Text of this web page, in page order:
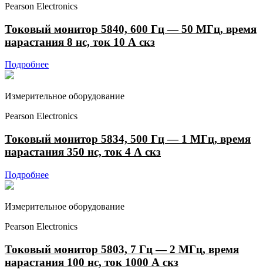
Pearson Electronics
Токовый монитор 5840, 600 Гц — 50 МГц, время
нарастания 8 нс, ток 10 А скз
Подробнее
Измерительное оборудование
Pearson Electronics
Токовый монитор 5834, 500 Гц — 1 МГц, время
нарастания 350 нс, ток 4 А скз
Подробнее
Измерительное оборудование
Pearson Electronics
Токовый монитор 5803, 7 Гц — 2 МГц, время
нарастания 100 нс, ток 1000 А скз